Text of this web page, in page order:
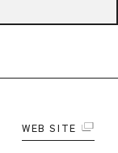
WEB SITE